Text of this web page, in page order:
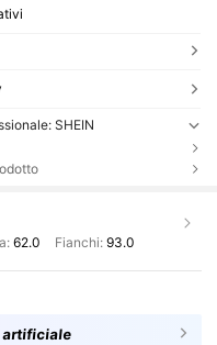
SHEIN
62.0 Fianchi: 93.0
artificiale